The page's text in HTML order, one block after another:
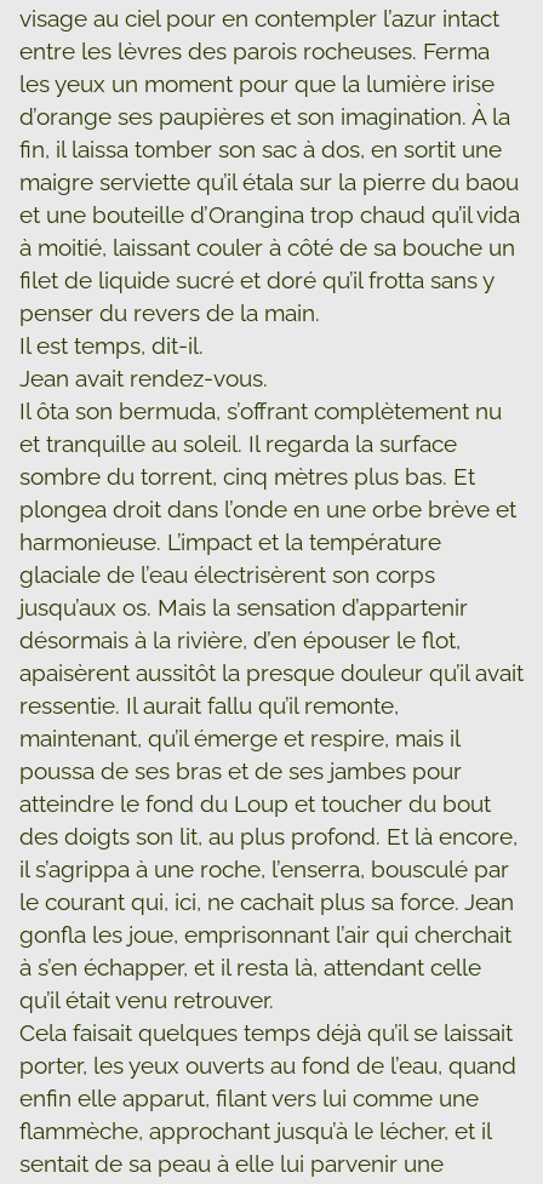
visage au ciel pour en contempler l’azur intact
entre les lèvres des parois rocheuses. Ferma
les yeux un moment pour que la lumière irise
d’orange ses paupières et son imagination. À la
fin, il laissa tomber son sac à dos, en sortit une
maigre serviette qu’il étala sur la pierre du baou
et une bouteille d’Orangina trop chaud qu’il vida
à moitié, laissant couler à côté de sa bouche un
filet de liquide sucré et doré qu’il frotta sans y
penser du revers de la main.
Il est temps, dit-il.
Jean avait rendez-vous.
Il ôta son bermuda, s’offrant complètement nu
et tranquille au soleil. Il regarda la surface
sombre du torrent, cinq mètres plus bas. Et
plongea droit dans l’onde en une orbe brève et
harmonieuse. L’impact et la température
glaciale de l’eau électrisèrent son corps
jusqu’aux os. Mais la sensation d’appartenir
désormais à la rivière, d’en épouser le flot,
apaisèrent aussitôt la presque douleur qu’il avait
ressentie. Il aurait fallu qu’il remonte,
maintenant, qu’il émerge et respire, mais il
poussa de ses bras et de ses jambes pour
atteindre le fond du Loup et toucher du bout
des doigts son lit, au plus profond. Et là encore,
il s’agrippa à une roche, l’enserra, bousculé par
le courant qui, ici, ne cachait plus sa force. Jean
gonfla les joue, emprisonnant l’air qui cherchait
à s’en échapper, et il resta là, attendant celle
qu’il était venu retrouver.
Cela faisait quelques temps déjà qu’il se laissait
porter, les yeux ouverts au fond de l’eau, quand
enfin elle apparut, filant vers lui comme une
flammèche, approchant jusqu’à le lécher, et il
sentait de sa peau à elle lui parvenir une